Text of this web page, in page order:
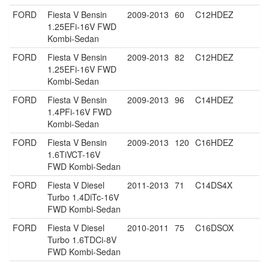
FORD
Fiesta V Bensin
1.25EFi-16V FWD
Kombi-Sedan
2009-2013 60 C12HDEZ
FORD
Fiesta V Bensin
1.25EFi-16V FWD
Kombi-Sedan
2009-2013 82 C12HDEZ
FORD
Fiesta V Bensin
1.4PFi-16V FWD
Kombi-Sedan
2009-2013 96 C14HDEZ
FORD
Fiesta V Bensin
1.6TiVCT-16V
FWD Kombi-Sedan
2009-2013 120 C16HDEZ
FORD
Fiesta V Diesel
Turbo 1.4DiTc-16V
FWD Kombi-Sedan
2011-2013 71 C14DS4X
FORD
Fiesta V Diesel
Turbo 1.6TDCi-8V
FWD Kombi-Sedan
2010-2011 75 C16DSOX